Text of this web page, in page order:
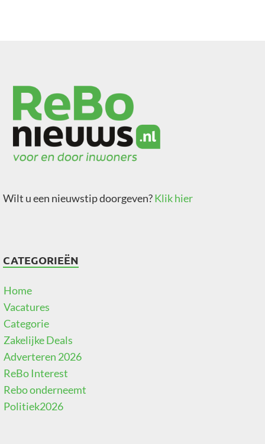
Wilt u een nieuwstip doorgeven?Klik hier
CATEGORIEËN
Home
Vacatures
Categorie
Zakelijke Deals
Adverteren 2026
ReBo Interest
Rebo onderneemt
Politiek2026